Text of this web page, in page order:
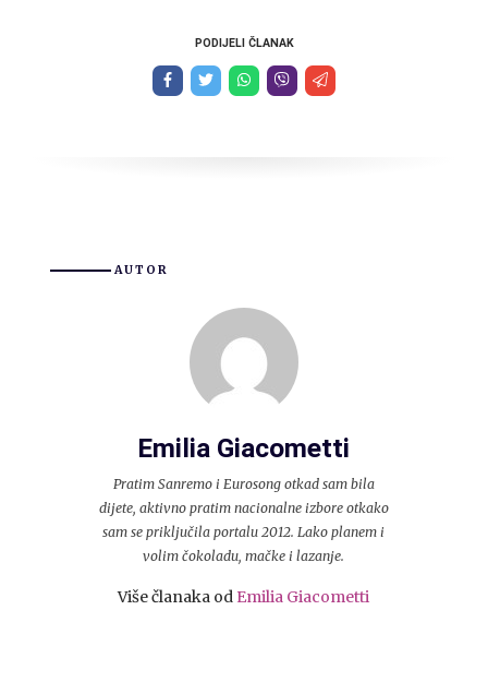
PODIJELI ČLANAK
AUTOR
Emilia Giacometti
Pratim Sanremo i Eurosong otkad sam bila
dijete, aktivno pratim nacionalne izbore otkako
sam se priključila portalu 2012. Lako planem i
volim čokoladu, mačke i lazanje.
Više članaka od Emilia Giacometti